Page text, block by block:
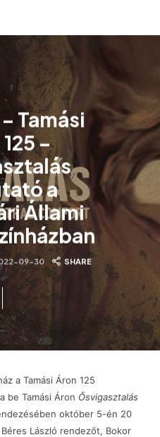
Tamási
–
a
Állami
09-30 SHARE
a Tamási Áron 125
be Tamási Áron Ősvigasztalás
október 5-én 20
László rendezőt, Bokor